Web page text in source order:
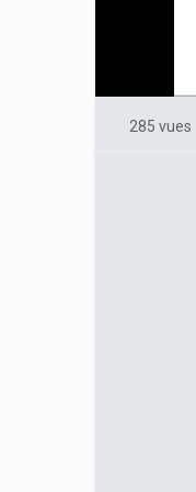
285 vues